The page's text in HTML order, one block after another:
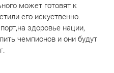
может готовят к
его искуственно.
здоровье нации,
чемпионов и они будут